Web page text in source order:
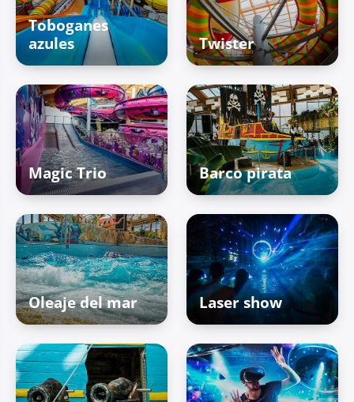
Toboganes
azules
Twister
Magic Trio Barco pirata
Oleaje del mar Laser show